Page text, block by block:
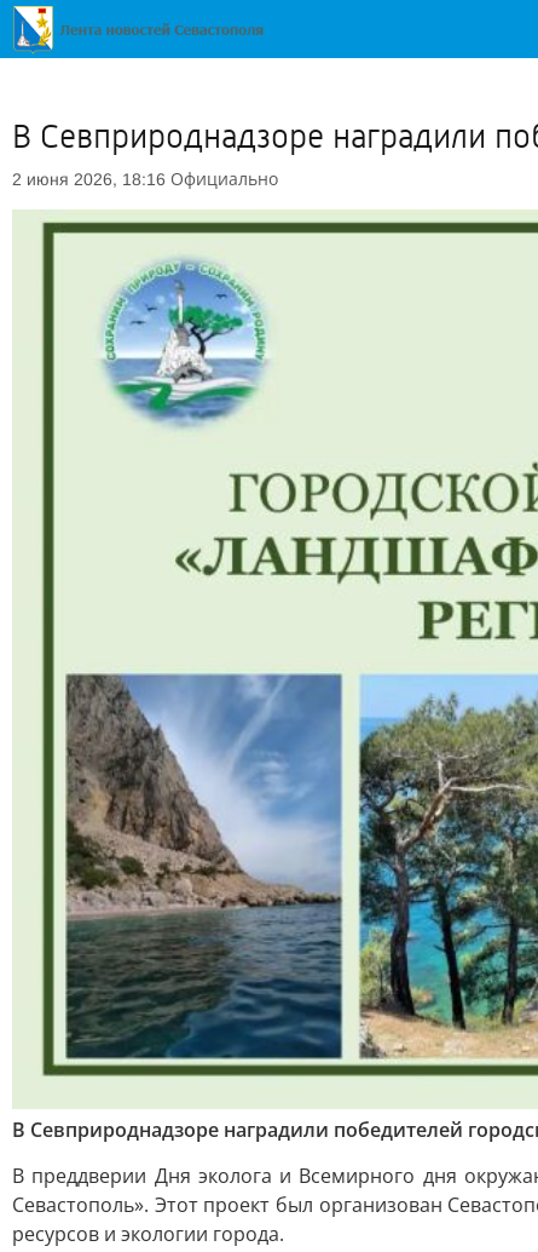
В Севприроднадзоре наградили
2 июня 2026, 18:16 Официально
В Севприроднадзоре наградили победителей
В преддверии Дня эколога и Всемирного дня
Севастополь». Этот проект был организован
ресурсов и экологии города.